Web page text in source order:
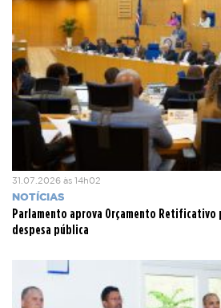
31.07.2026 às 14h02
NOTÍCIAS
Parlamento aprova Orçamento Retificativo
despesa pública